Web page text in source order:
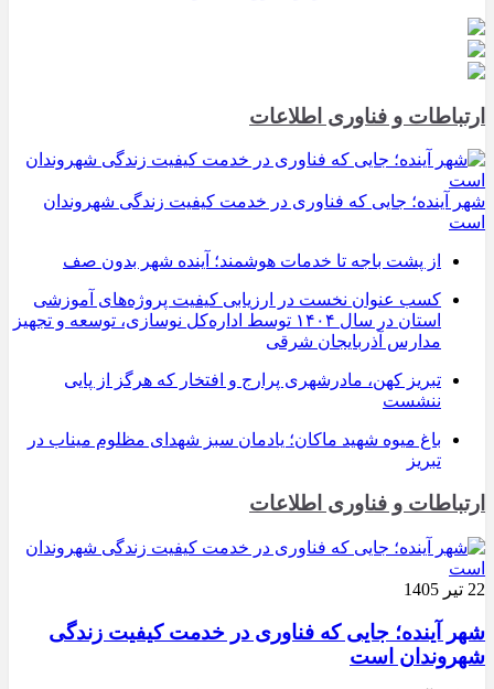
ارتباطات و فناوری اطلاعات
شهر آینده؛ جایی که فناوری در خدمت کیفیت زندگی شهروندان
است
از پشت باجه تا خدمات هوشمند؛ آینده شهر بدون صف
کسب عنوان نخست در ارزیابی کیفیت پروژه‌های آموزشی
استان در سال ۱۴۰۴ توسط اداره‌کل نوسازی، توسعه و تجهیز
مدارس آذربایجان شرقی
تبریز کهن، مادرشهری پرارج و افتخار که هرگز از پایی
ننشست
باغ میوه شهید ماکان؛ یادمان سبز شهدای مظلوم میناب در
تبریز
ارتباطات و فناوری اطلاعات
22 تیر 1405
شهر آینده؛ جایی که فناوری در خدمت کیفیت زندگی
شهروندان است